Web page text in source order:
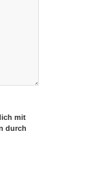
mit
durch